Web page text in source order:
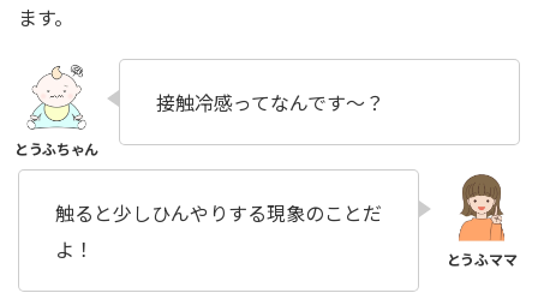
ます。
接触冷感ってなんです〜？
触ると少しひんやりする現象のことだ
よ！